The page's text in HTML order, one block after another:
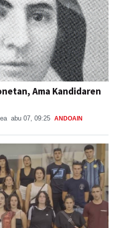
Ama Kandidaren
abu 07, 09:25 ANDOAIN